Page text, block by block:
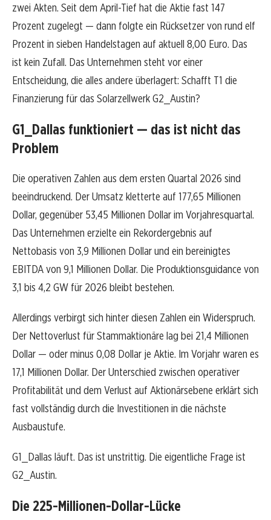
zwei Akten. Seit dem April-Tief hat die Aktie fast 147
Prozent zugelegt — dann folgte ein Rücksetzer von rund elf
Prozent in sieben Handelstagen auf aktuell 8,00 Euro. Das
ist kein Zufall. Das Unternehmen steht vor einer
Entscheidung, die alles andere überlagert: Schafft T1 die
Finanzierung für das Solarzellwerk G2_Austin?
G1_Dallas funktioniert — das ist nicht das
Problem
Die operativen Zahlen aus dem ersten Quartal 2026 sind
beeindruckend. Der Umsatz kletterte auf 177,65 Millionen
Dollar, gegenüber 53,45 Millionen Dollar im Vorjahresquartal.
Das Unternehmen erzielte ein Rekordergebnis auf
Nettobasis von 3,9 Millionen Dollar und ein bereinigtes
EBITDA von 9,1 Millionen Dollar. Die Produktionsguidance von
3,1 bis 4,2 GW für 2026 bleibt bestehen.
Allerdings verbirgt sich hinter diesen Zahlen ein Widerspruch.
Der Nettoverlust für Stammaktionäre lag bei 21,4 Millionen
Dollar — oder minus 0,08 Dollar je Aktie. Im Vorjahr waren es
17,1 Millionen Dollar. Der Unterschied zwischen operativer
Profitabilität und dem Verlust auf Aktionärsebene erklärt sich
fast vollständig durch die Investitionen in die nächste
Ausbaustufe.
G1_Dallas läuft. Das ist unstrittig. Die eigentliche Frage ist
G2_Austin.
Die 225-Millionen-Dollar-Lücke